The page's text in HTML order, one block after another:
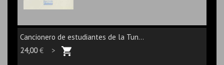
Cancionero de estudiantes de la Tun...
24,00€ >